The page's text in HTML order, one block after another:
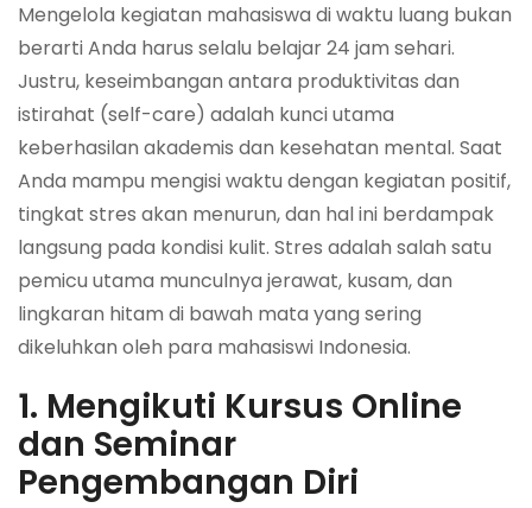
Mengelola kegiatan mahasiswa di waktu luang bukan
berarti Anda harus selalu belajar 24 jam sehari.
Justru, keseimbangan antara produktivitas dan
istirahat (self-care) adalah kunci utama
keberhasilan akademis dan kesehatan mental. Saat
Anda mampu mengisi waktu dengan kegiatan positif,
tingkat stres akan menurun, dan hal ini berdampak
langsung pada kondisi kulit. Stres adalah salah satu
pemicu utama munculnya jerawat, kusam, dan
lingkaran hitam di bawah mata yang sering
dikeluhkan oleh para mahasiswi Indonesia.
1. Mengikuti Kursus Online
dan Seminar
Pengembangan Diri